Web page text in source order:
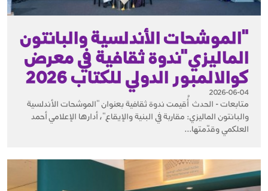
"الموشحات الأندلسية والبانتون
الماليزي"ندوة ثقافية في معرض
كوالالمبور الدولي للكتاب 2026
2026-06-04
متابعات - الحدث أُقيمت ندوة ثقافية بعنوان "الموشحات الأندلسية
والبانتون الماليزي: مقاربة في البنية والإيقاع"، أدارها الإعلامي أحمد
العلكمي وقدّمتها...